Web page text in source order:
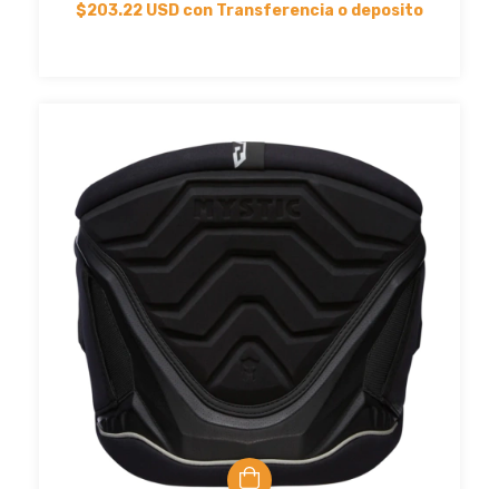
$203.22 USD con Transferencia o deposito